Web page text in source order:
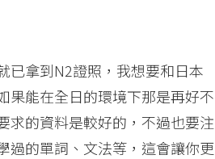
已拿到N2證照，我想要和日本
果能在全日的環境下那是再好不
求的資料是較好的，不過也要注
過的單詞、文法等，這會讓你更